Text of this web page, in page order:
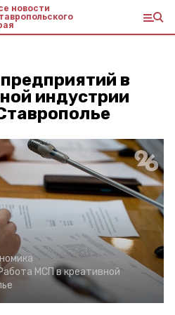
новости
в
индустрии
МСП в креативной